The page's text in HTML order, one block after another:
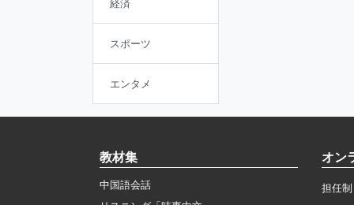
経済
スポーツ
エンタメ
教材集
中国語会話
オン
担任